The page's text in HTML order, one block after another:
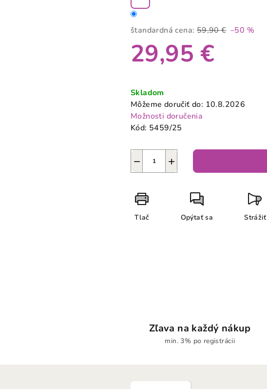
štandardná cena: 59,90 € –50 %
29,95 €
cena:
Skladom
Môžeme doručiť do: 10.8.2026
Možnosti doručenia
Kód: 5459/25
+
−
Tlač Opýtať sa Strážiť
Zľava na každý nákup
min. 3% po registrácii